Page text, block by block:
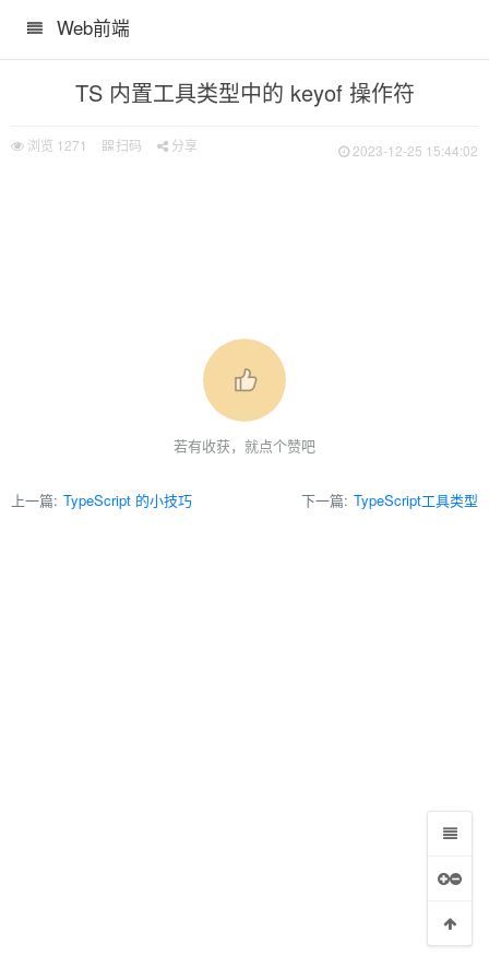
Web前端
TS 内置工具类型中的 keyof 操作符
浏览 1271 扫码 分享 2023-12-25 15:44:02
若有收获，就点个赞吧
上一篇: TypeScript 的小技巧 下一篇: TypeScript工具类型